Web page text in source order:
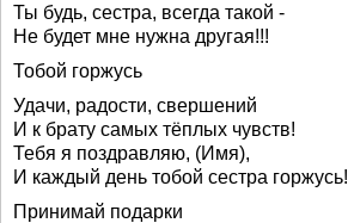
Ты будь, сестра, всегда такой -
Не будет мне нужна другая!!!
Тобой горжусь
Удачи, радости, свершений
И к брату самых тёплых чувств!
Тебя я поздравляю, (Имя),
И каждый день тобой сестра горжусь!
Принимай подарки